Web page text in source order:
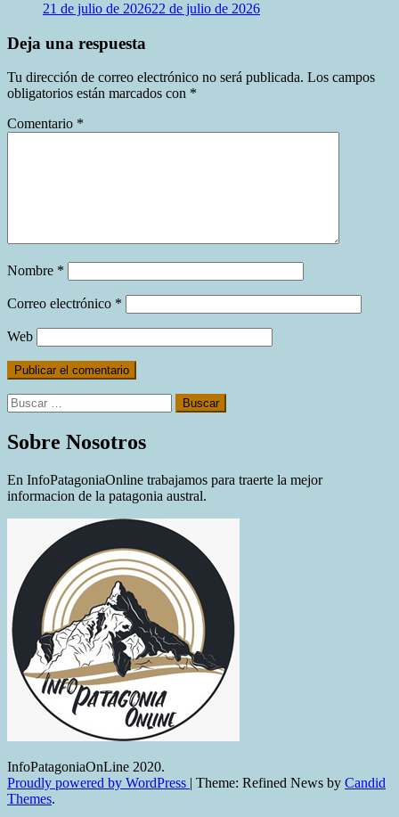
21 de julio de 202622 de julio de 2026
Deja una respuesta
Tu dirección de correo electrónico no será publicada. Los campos
obligatorios están marcados con *
Comentario *
Nombre *
Correo electrónico *
Web
Buscar:
Sobre Nosotros
En InfoPatagoniaOnline trabajamos para traerte la mejor
informacion de la patagonia austral.
InfoPatagoniaOnLine 2020.
Proudly powered by WordPress | Theme: Refined News by Candid
Themes.